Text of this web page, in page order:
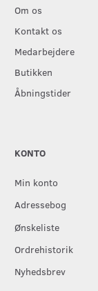
Om os
Kontakt os
Medarbejdere
Butikken
Åbningstider
KONTO
Min konto
Adressebog
Ønskeliste
Ordrehistorik
Nyhedsbrev